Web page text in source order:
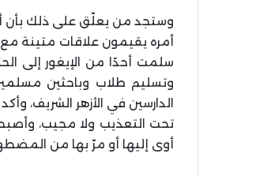
وستجد من يعلّق على ذلك بأن
أمره يقيمون علاقات متينة مع
سلمت أحدًا من الإيغور إلى
الدارسين في الأزهر الشريف،
تحت التعذيب ولا مجيب،
أوى إليها أو مرّ بها من